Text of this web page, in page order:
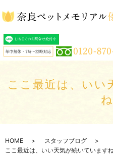
ここ最近は、いい
ね
HOME
スタッフブログ
ここ最近は、いい天気が続いていますね